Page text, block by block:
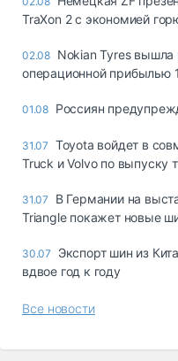
TraXon 2 с экономией
02.08 Nokian Tyres вышла
операционной прибылью
01.08 Россиян
31.07 Toyota войдет в
Truck и Volvo по выпуску
31.07
В Германии на
Triangle покажет новые
30.07
Экспорт шин из
вдвое год к году
Все новости